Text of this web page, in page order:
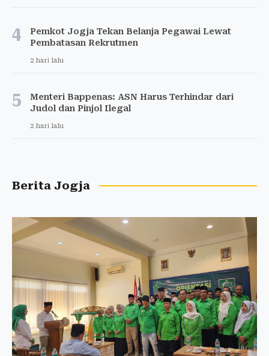
4
Pemkot Jogja Tekan Belanja Pegawai Lewat
Pembatasan Rekrutmen
2 hari lalu
5
Menteri Bappenas: ASN Harus Terhindar dari
Judol dan Pinjol Ilegal
2 hari lalu
Berita Jogja